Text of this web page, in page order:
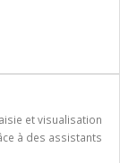
et visualisation
à des assistants